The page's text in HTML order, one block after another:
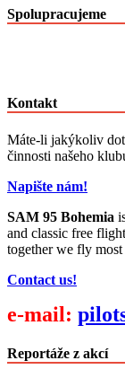
po
měsících
Spolupracujeme
Kontakt
Máte-li jakýkoliv
činnosti našeho
Napište nám!
SAM 95 Bohemia
and classic free
together we fly
Contact us!
e-mail:
Reportáže z akcí